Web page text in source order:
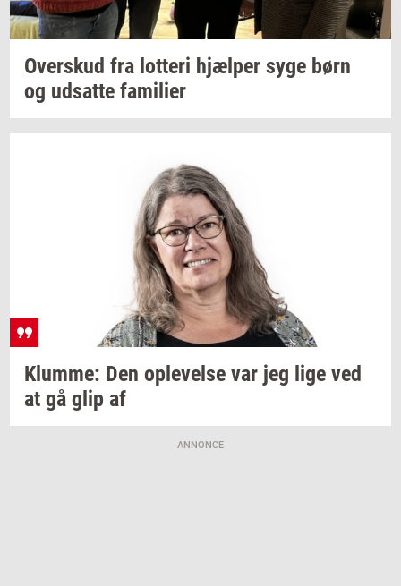
Over­skud fra lot­te­ri hjæl­per syge børn
og ud­sat­te fa­mi­li­er
Klum­me: Den op­le­vel­se var jeg lige ved
at gå glip af
ANNONCE